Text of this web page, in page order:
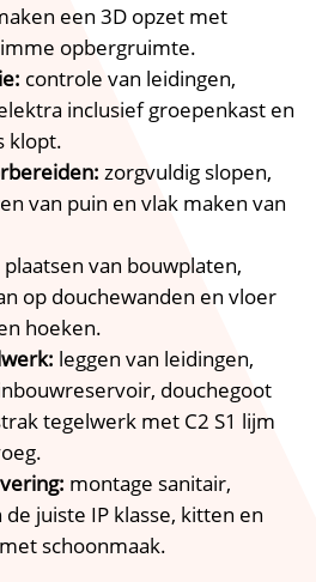
een 3D opzet met
opbergruimte.​
controle van leidingen,
inclusief groepenkast en
klopt.​
zorgvuldig slopen,
van puin en vlak maken van
plaatsen van bouwplaten,
op douchewanden en vloer
hoeken.​
leggen van leidingen,
douchegoot
tegelwerk met C2 S1 lijm
montage sanitair,
juiste IP klasse, kitten en
schoonmaak.​